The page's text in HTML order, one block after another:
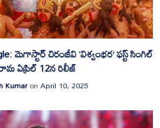
మెగాస్టార్ చిరంజీవి ‘విశ్వంభర’ ఫస్ట్ సింగిల్
ఏప్రిల్ 12న రిలీజ్
KumaronApril 10, 2025